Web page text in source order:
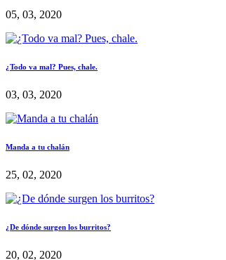
05, 03, 2020
¿Todo va mal? Pues, chale.
03, 03, 2020
Manda a tu chalán
25, 02, 2020
¿De dónde surgen los burritos?
20, 02, 2020